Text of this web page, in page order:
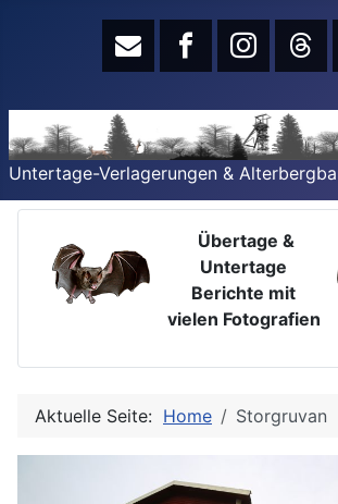
Untertage-Verlagerungen &
Übertage &
Untertage
Berichte mit
vielen Fotografien
Aktuelle Seite: Home Storgruvan